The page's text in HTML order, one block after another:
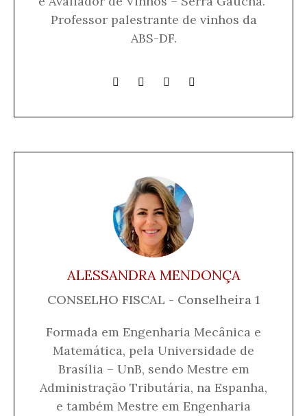
Professor palestrante de vinhos da
ABS-DF.
ALESSANDRA MENDONÇA
CONSELHO FISCAL - Conselheira 1
Formada em Engenharia Mecânica e
Matemática, pela Universidade de
Brasília – UnB, sendo Mestre em
Administração Tributária, na Espanha,
e também Mestre em Engenharia